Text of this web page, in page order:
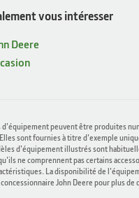
vous intéresser
Deere
d'équipement peuvent être produites
sont fournies à titre d'exemple
d'équipement illustrés sont
ne comprennent pas certains
La disponibilité de
John Deere pour plus de